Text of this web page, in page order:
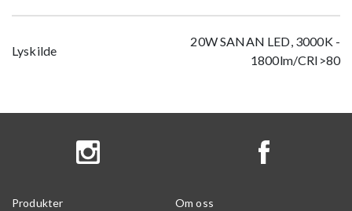
Lyskilde
20W SANAN LED, 3000K -
1800lm/CRI>80
Produkter Om oss